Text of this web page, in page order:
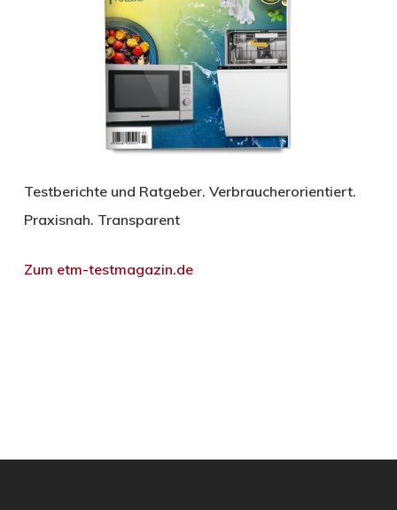
Testberichte und Ratgeber. Verbraucherorientiert.
Praxisnah. Transparent
Zum etm-testmagazin.de